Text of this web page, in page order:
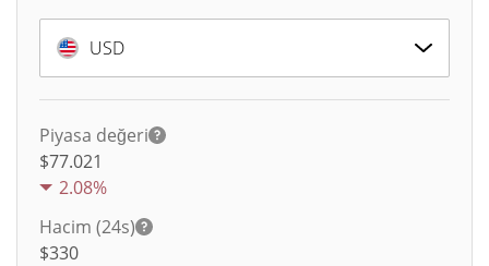
USD
Piyasa değeri
$77.021
2.08%
Hacim (24s)
$330